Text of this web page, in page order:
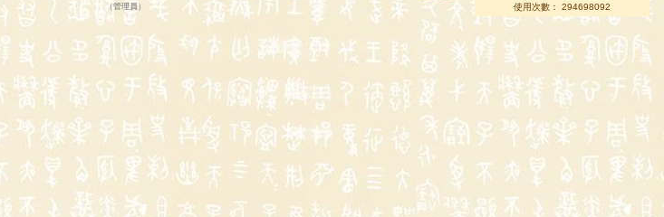
（管理員 ）
使用次數： 294698092